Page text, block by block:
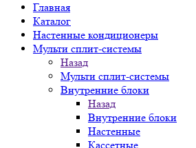
Главная
Каталог
Настенные кондиционеры
Мульти сплит-системы
Назад
Мульти сплит-системы
Внутренние блоки
Назад
Внутренние блоки
Настенные
Кассетные